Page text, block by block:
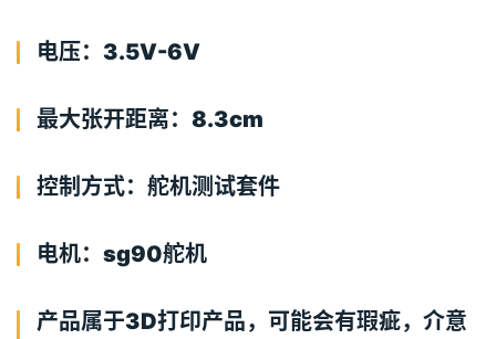
电压：3.5V-6V
最大张开距离：8.3cm
控制方式：舵机测试套件
电机：sg90舵机
产品属于3D打印产品，可能会有瑕疵，介意